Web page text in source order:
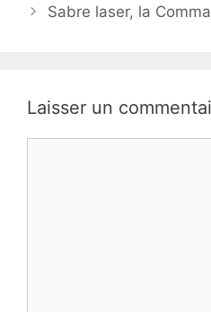
Sabre laser, la
Laisser un